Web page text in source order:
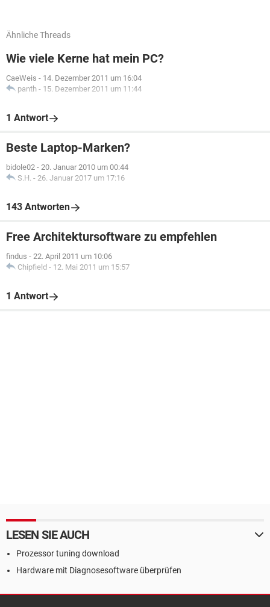
Ähnliche Threads
Wie viele Kerne hat mein PC?
CaeWeis - 14. Dezember 2011 um 16:04
panth - 15. Dezember 2011 um 11:44
1 Antwort
Beste Laptop-Marken?
bidole02 - 20. Januar 2010 um 00:44
S.H. - 26. Januar 2017 um 17:16
143 Antworten
Free Architektursoftware zu empfehlen
findus - 22. April 2011 um 10:06
Chipfield - 12. Mai 2011 um 15:57
1 Antwort
LESEN SIE AUCH
Prozessor tuning download
Hardware mit Diagnosesoftware überprüfen